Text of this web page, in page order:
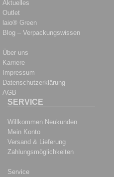
Aktuelles
Outlet
laio® Green
Blog – Verpackungswissen
Über uns
Karriere
Impressum
Datenschutzerklärung
AGB
SERVICE
Willkommen Neukunden
Mein Konto
Versand & Lieferung
Zahlungsmöglichkeiten
Service